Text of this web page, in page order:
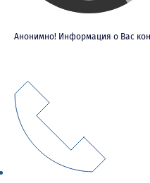
Анонимно! Информация о Вас